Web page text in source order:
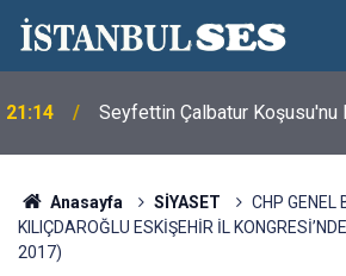
18:08
Semra Dinçer, Kapıkule Sınır
Gurbetçilerin Sorunlarını
Anasayfa SİYASET
CHP GENEL
KILIÇDAROĞLU ESKİŞEHİR İL
2017)